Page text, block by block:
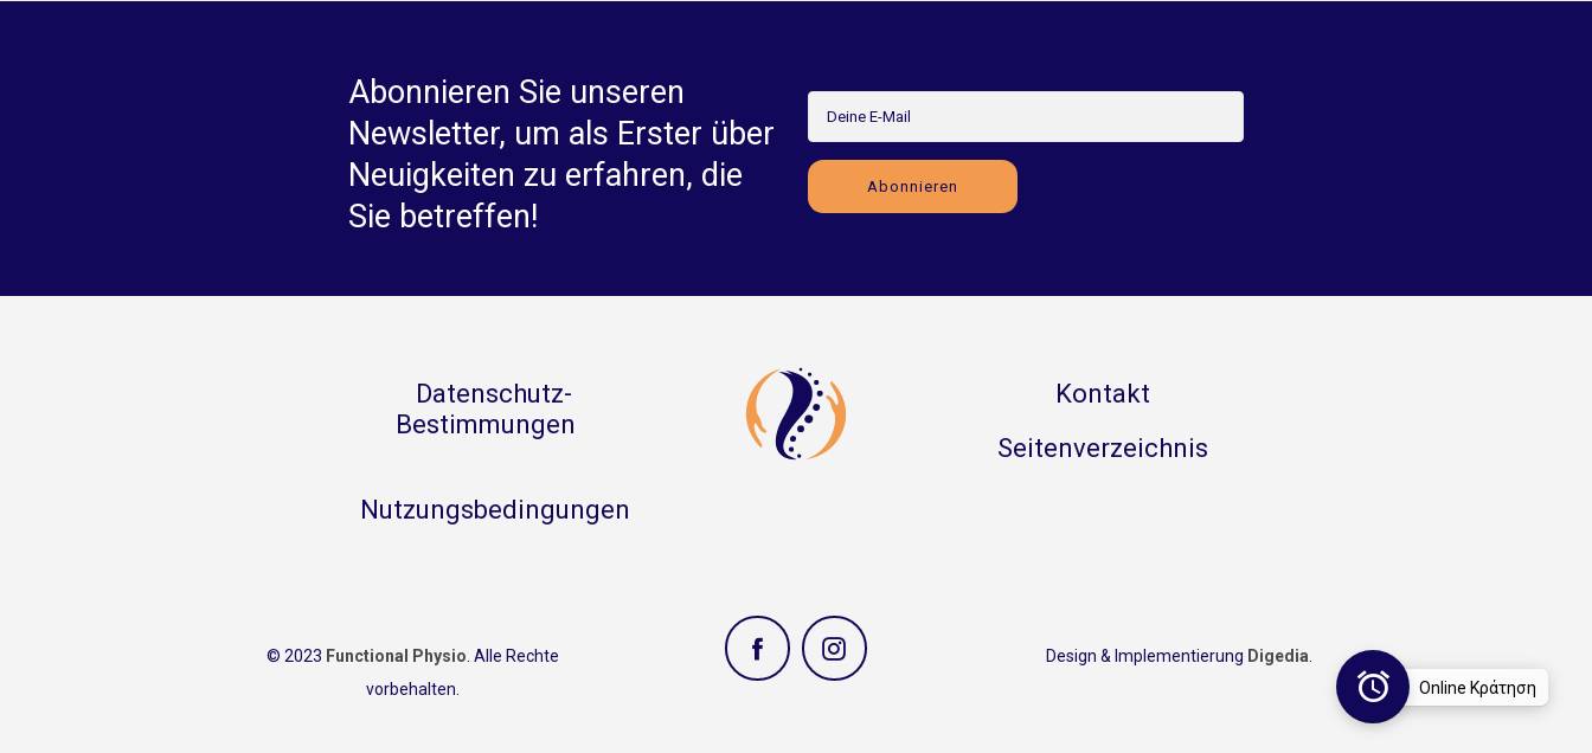
Abonnieren Sie unseren
Newsletter, um als Erster über
Neuigkeiten zu erfahren, die
Sie betreffen!
Datenschutz-
Bestimmungen
Nutzungsbedingungen
Kontakt
Seitenverzeichnis
© 2023 Functional Physio . Alle Rechte
vorbehalten.
Design & Implementierung Digedia
Online Κράτηση
Click here to book